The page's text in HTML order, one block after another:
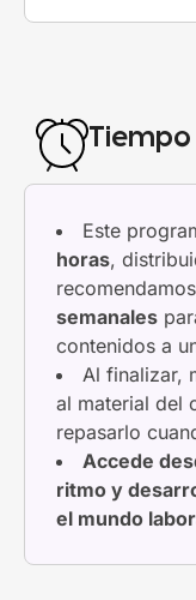
Este
horas,
semanales
contenidos a
Al finalizar,
al material del
repasarlo
Accede
ritmo y
el mundo